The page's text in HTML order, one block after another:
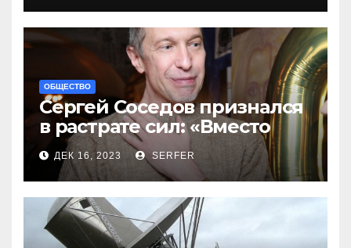
ОБЩЕСТВО
Сергей Соседов признался
в растрате сил: «Вместо
меня взяли Пригожина»
ДЕК 16, 2023 SERFER